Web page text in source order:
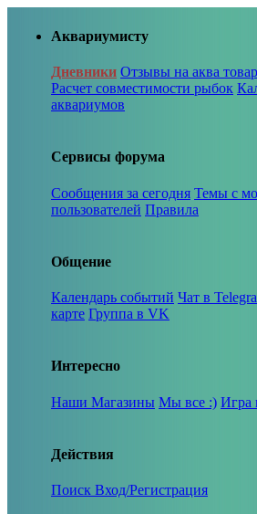
Аквариумисту
Дневники Отзывы на аква
Расчет совместимости рыбок
аквариумов
Сервисы форума
Сообщения за сегодня Темы с
пользователей Правила
Общение
Календарь событий Чат в
карте Группа в VK
Интересно
Наши Магазины Мы все :) Игра
Действия
Поиск Вход/Регистрация